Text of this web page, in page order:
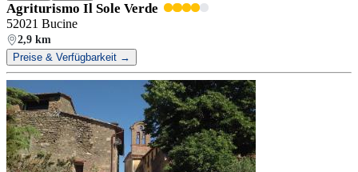
Agriturismo Il Sole Verde
52021 Bucine
2,9 km
Preise & Verfügbarkeit →